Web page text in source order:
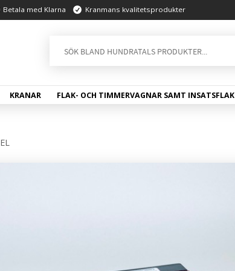
Betala med Klarna Kranmans kvalitetsprodukter
KRANAR FLAK- OCH TIMMERVAGNAR SAMT INSATSFLAK
EL